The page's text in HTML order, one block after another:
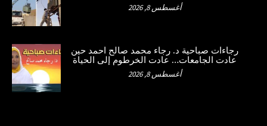
أغسطس 8, 2026
رجاءات صباحية د. رجاء محمد صالح احمد حين
عادت الجامعات… عادت الخرطوم إلى الحياة
أغسطس 8, 2026